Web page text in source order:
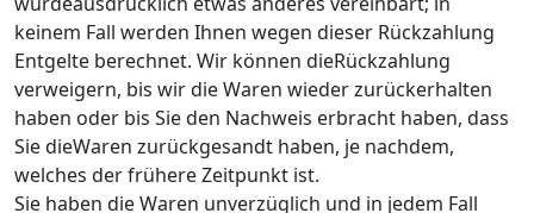
keinem Fall werden Ihnen wegen dieser Rückzahlung
Entgelte berechnet. Wir können dieRückzahlung
verweigern, bis wir die Waren wieder zurückerhalten
haben oder bis Sie den Nachweis erbracht haben, dass
Sie dieWaren zurückgesandt haben, je nachdem,
welches der frühere Zeitpunkt ist.
Sie haben die Waren unverzüglich und in jedem Fall